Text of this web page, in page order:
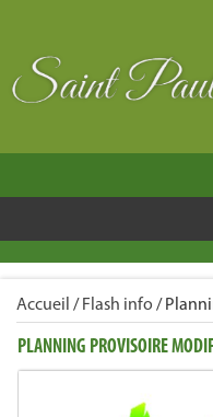
Accueil / Flash info /
PLANNING PROVISOIRE